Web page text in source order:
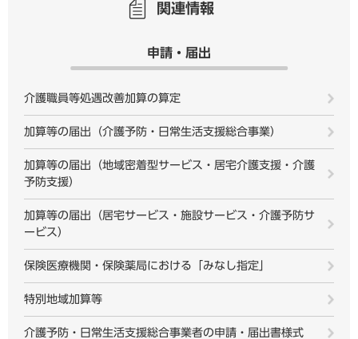
関連情報
申請・届出
介護職員等処遇改善加算の算定
加算等の届出（介護予防・日常生活支援総合事業）
加算等の届出（地域密着型サービス・居宅介護支援・介護
予防支援）
加算等の届出（居宅サービス・施設サービス・介護予防サ
ービス）
保険医療機関・保険薬局における「みなし指定」
特別地域加算等
介護予防・日常生活支援総合事業者の申請・届出書様式